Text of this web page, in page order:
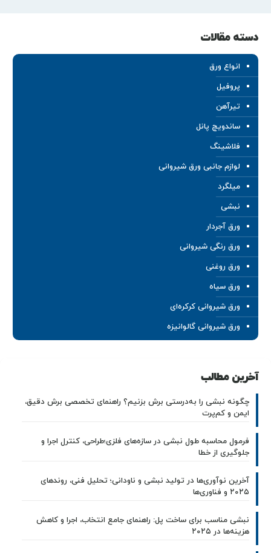
دسته مقالات
انواع ورق
پروفیل
تیرآهن
ساندویچ پانل
فلاشینگ
لوازم جانبی ورق شیروانی
میلگرد
نبشی
ورق آجردار
ورق رنگی شیروانی
ورق روغنی
ورق سیاه
ورق شیروانی کرکره‌ای
ورق شیروانی گالوانیزه
آخرین مطالب
چگونه نبشی را به‌درستی برش بزنیم؟ راهنمای تخصصی برش دقیق،
ایمن و کم‌پرت
فرمول محاسبه طول نبشی در سازه‌های فلزی؛طراحی، کنترل اجرا و
جلوگیری از خطا
آخرین نوآوری‌ها در تولید نبشی و ناودانی؛ تحلیل فنی، روندهای
۲۰۲۵ و فناوری‌ها
نبشی مناسب برای ساخت پل: راهنمای جامع انتخاب، اجرا و کاهش
هزینه‌ها در ۲۰۲۵